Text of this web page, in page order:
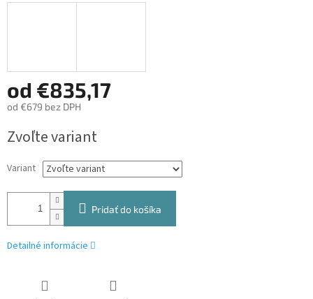
od €835,17
od €679 bez DPH
cena:
Zvoľte variant
Variant
Pridať do košíka
Detailné informácie